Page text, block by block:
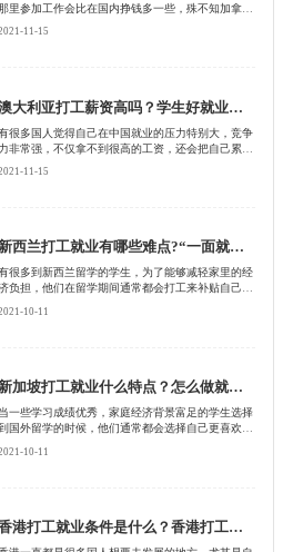
里参加工作会比在国内挣钱多一些，殊不知加拿大
11-15
澳大利亚打工薪资高吗？学生好就业吗？
很多国人觉得自己在中国就业的压力特别大，竞争
力非常强，不仅拿不到很高的工资，还会把自己累个
11-15
新西兰打工就业有哪些难点?“一面就死”是什么?
很多到新西兰留学的学生，为了能够减轻家里的经
负担，他们在留学期间通常都会打工来补贴自己的
10-11
新加坡打工就业什么特点？怎么做就业机会更多？
当一些学习成绩优秀，家庭经济背景富足的学生选择
国外留学的时候，他们通常都会选择自己更喜欢的
之后，都是希望能够留在当地参加工作的
10-11
香港打工就业条件是什么？香港打工就业有哪些政策？